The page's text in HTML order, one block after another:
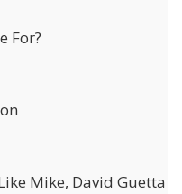
For?
Mike, David Guetta